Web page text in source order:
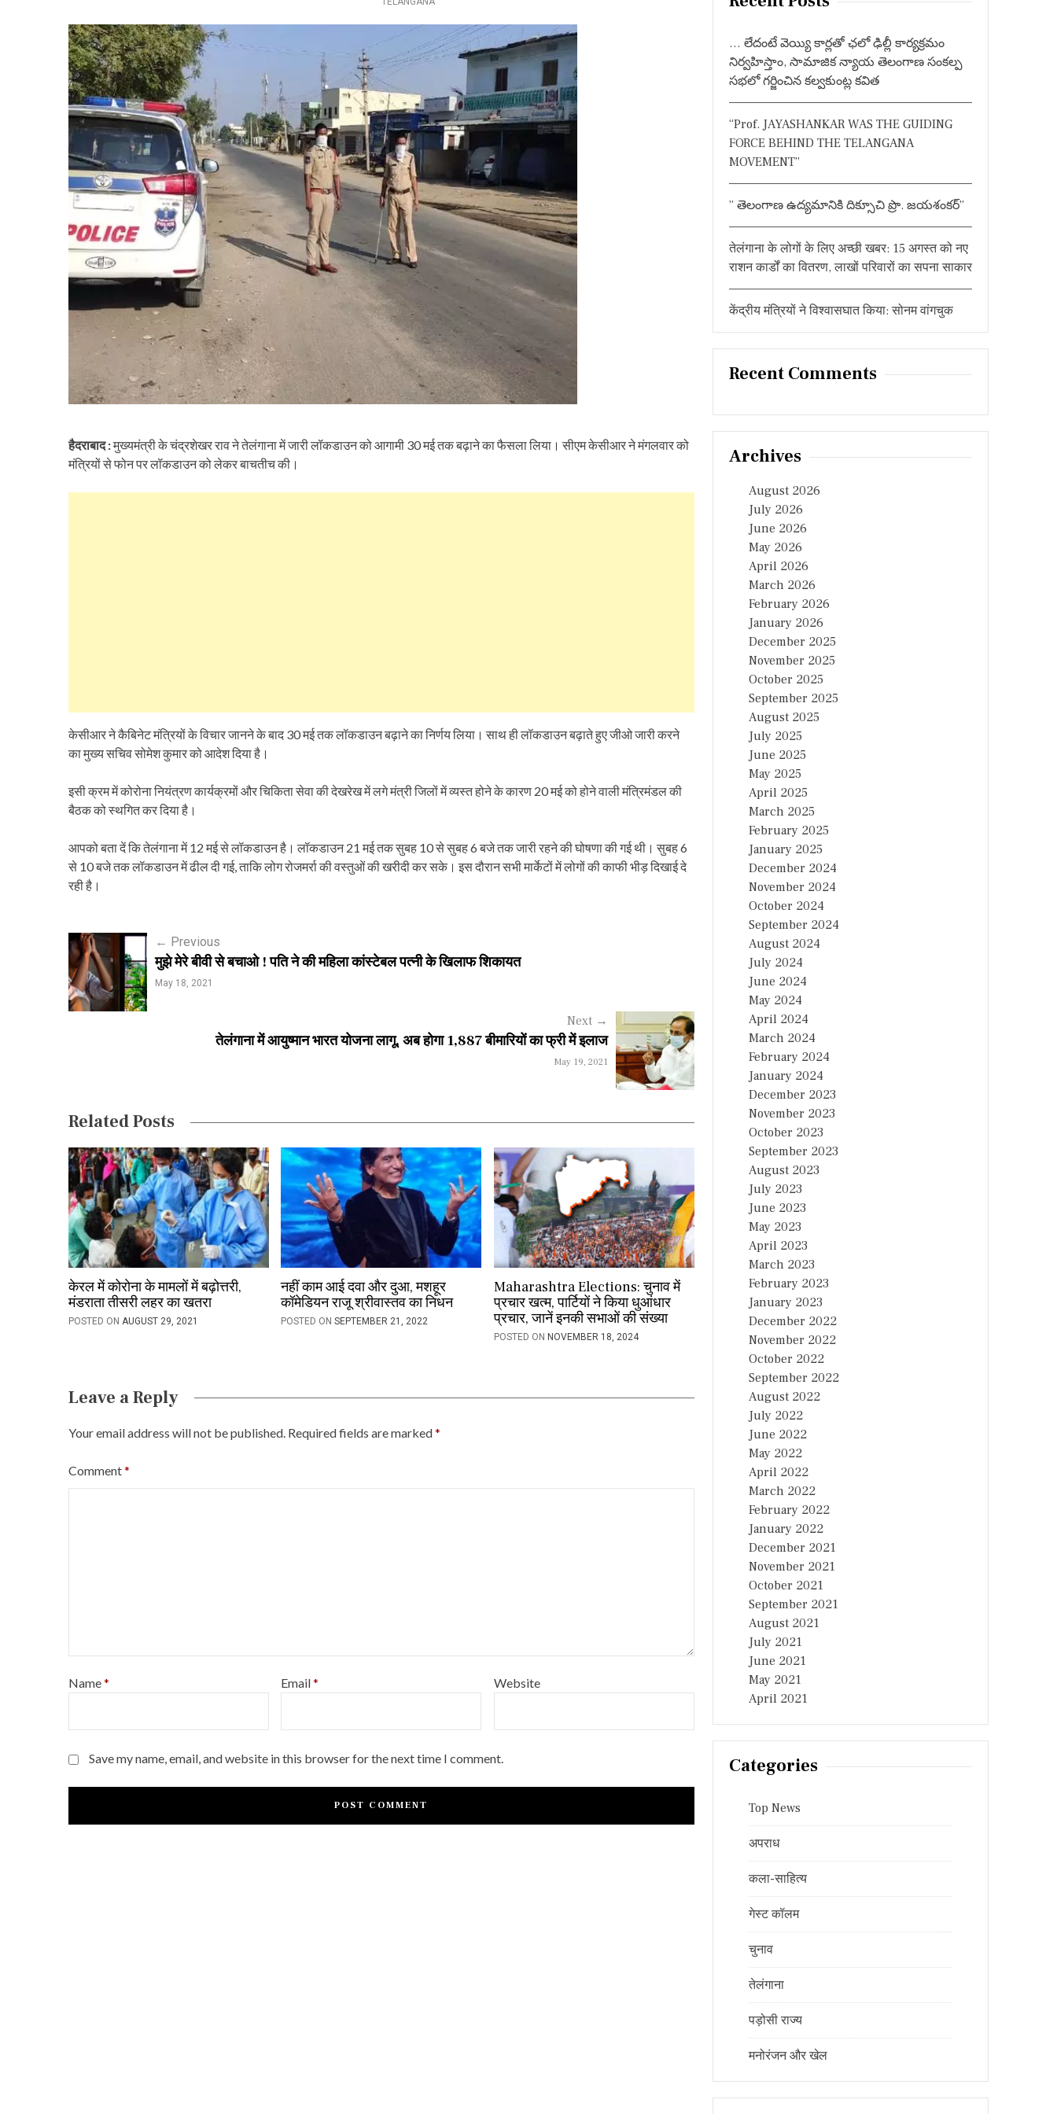
हैदराबाद :मुख्यमंत्री के चंद्रशेखर राव ने तेलंगाना में जारी लॉकडाउन को आगामी 30 मई तक बढ़ाने का फैसला लिया। सीएम केसीआर ने मंगलवार को
मंत्रियों से फोन पर लॉकडाउन को लेकर बाचतीच की।
केसीआर ने कैबिनेट मंत्रियों के विचार जानने के बाद 30 मई तक लॉकडाउन बढ़ाने का निर्णय लिया। साथ ही लॉकडाउन बढ़ाते हुए जीओ जारी करने
का मुख्य सचिव सोमेश कुमार को आदेश दिया है।
इसी क्रम में कोरोना नियंत्रण कार्यक्रमों और चिकिता सेवा की देखरेख में लगे मंत्री जिलों में व्यस्त होने के कारण 20 मई को होने वाली मंत्रिमंडल की
बैठक को स्थगित कर दिया है।
आपको बता दें कि तेलंगाना में 12 मई से लॉकडाउन है। लॉकडाउन 21 मई तक सुबह 10 से सुबह 6 बजे तक जारी रहने की घोषणा की गई थी। सुबह 6
से 10 बजे तक लॉकडाउन में ढील दी गई, ताकि लोग रोजमर्रा की वस्तुओं की खरीदी कर सके। इस दौरान सभी मार्केटों में लोगों की काफी भीड़ दिखाई दे
रही है।
P
o
s
v
i
g
a
t
i
o
n
← Previous
मुझे मेरे बीवी से बचाओ ! पति ने की महिला कांस्टेबल पत्नी के खिलाफ शिकायत
May 18, 2021
Next →
तेलंगाना में आयुष्मान भारत योजना लागू, अब होगा 1,887 बीमारियों का फ्री में इलाज
May 19, 2021
Related Posts
केरल में कोरोना के मामलों में बढ़ोत्तरी,
मंडराता तीसरी लहर का खतरा
POSTED ON AUGUST 29, 2021
नहीं काम आई दवा और दुआ, मशहूर
कॉमेडियन राजू श्रीवास्‍तव का निधन
POSTED ONSEPTEMBER 21, 2022
Maharashtra Elections: चुनाव में
प्रचार खत्म, पार्टियों ने किया धुआंधार
प्रचार, जानें इनकी सभाओं की संख्या
POSTED ON NOVEMBER 18, 2024
Leave a Reply
Your email address will not be published. Required fields are marked*
Comment*
Name* Email* Website
Save my name, email, and website in this browser for the next time I comment.
… లేదంటే వెయ్యి కార్లతో ఛలో ఢిల్లీ కార్యక్రమం
నిర్వహిస్తాం, సామాజిక న్యాయ తెలంగాణ సంకల్ప
సభలో గర్జించిన కల్వకుంట్ల కవిత
“Prof. JAYASHANKAR WAS THE GUIDING
FORCE BEHIND THE TELANGANA
MOVEMENT”
” తెలంగాణ ఉద్యమానికి దిక్సూచి ప్రొ. జయశంకర్”
तेलंगाना के लोगों के लिए अच्छी खबर: 15 अगस्त को नए
राशन कार्डों का वितरण, लाखों परिवारों का सपना साकार
केंद्रीय मंत्रियों ने विश्वासघात किया: सोनम वांगचुक
Recent Comments
Archives
August 2026
July 2026
June 2026
May 2026
April 2026
March 2026
February 2026
January 2026
December 2025
November 2025
October 2025
September 2025
August 2025
July 2025
June 2025
May 2025
April 2025
March 2025
February 2025
January 2025
December 2024
November 2024
October 2024
September 2024
August 2024
July 2024
June 2024
May 2024
April 2024
March 2024
February 2024
January 2024
December 2023
November 2023
October 2023
September 2023
August 2023
July 2023
June 2023
May 2023
April 2023
March 2023
February 2023
January 2023
December 2022
November 2022
October 2022
September 2022
August 2022
July 2022
June 2022
May 2022
April 2022
March 2022
February 2022
January 2022
December 2021
November 2021
October 2021
September 2021
August 2021
July 2021
June 2021
May 2021
April 2021
Categories
Top News
अपराध
कला-साहित्य
गेस्ट कॉलम
चुनाव
तेलंगाना
पड़ोसी राज्य
मनोरंजन और खेल